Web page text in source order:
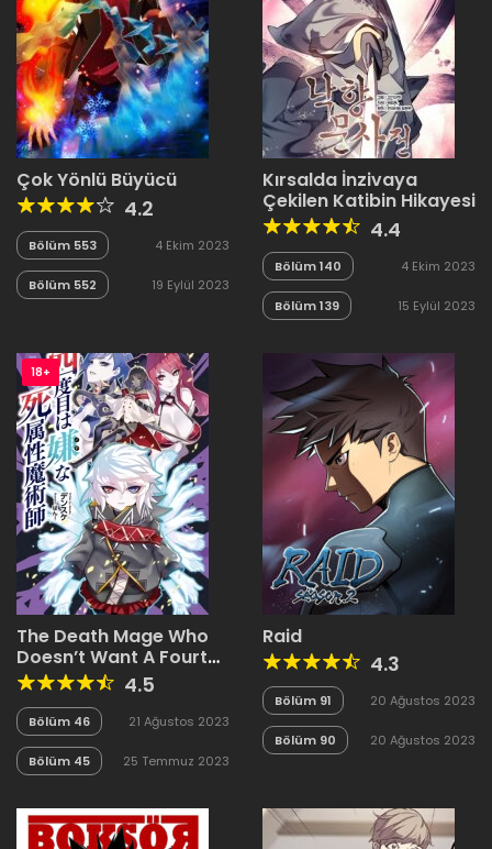
Çok Yönlü Büyücü
4.2
Bölüm 553 4 Ekim 2023
Bölüm 552 19 Eylül 2023
Kırsalda İnzivaya
Çekilen Katibin Hikayesi
4.4
Bölüm 140 4 Ekim 2023
Bölüm 139 15 Eylül 2023
18+
The Death Mage Who
Doesn’t Want A Fourth
Time
4.5
Bölüm 46 21 Ağustos 2023
Bölüm 45 25 Temmuz 2023
Raid
4.3
Bölüm 91 20 Ağustos 2023
Bölüm 90 20 Ağustos 2023